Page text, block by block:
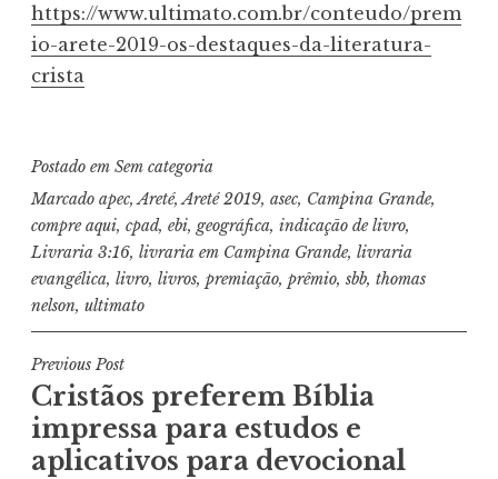
https://www.ultimato.com.br/conteudo/prem
io-arete-2019-os-destaques-da-literatura-
crista
Postado em Sem categoria
Marcado apec, Areté, Areté 2019, asec, Campina Grande,
compre aqui, cpad, ebi, geográfica, indicação de livro,
Livraria 3:16, livraria em Campina Grande, livraria
evangélica, livro, livros, premiação, prêmio, sbb, thomas
nelson, ultimato
Navegação
de
Post
Previous Post
Cristãos preferem Bíblia
impressa para estudos e
aplicativos para devocional